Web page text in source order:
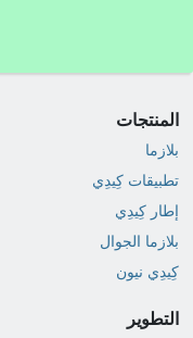
المنتجات
بلازما
تطبيقات كِيدِي
إطار كِيدِي
بلازما الجوال
كِيدِي نيون
التطوير